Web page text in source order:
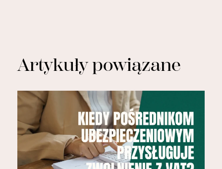
Artykuły powiązane